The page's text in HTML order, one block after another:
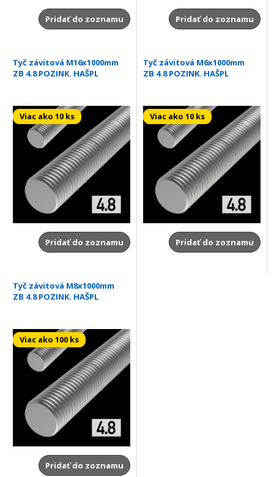
Pridať do zoznamu Pridať do zoznamu
Tyč závitová M16x1000mm
ZB 4.8 POZINK. HAŠPL
Viac ako 10 ks
Pridať do zoznamu
Tyč závitová M6x1000mm
ZB 4.8 POZINK. HAŠPL
Viac ako 10 ks
Pridať do zoznamu
Tyč závitová M8x1000mm
ZB 4.8 POZINK. HAŠPL
Viac ako 100 ks
Pridať do zoznamu